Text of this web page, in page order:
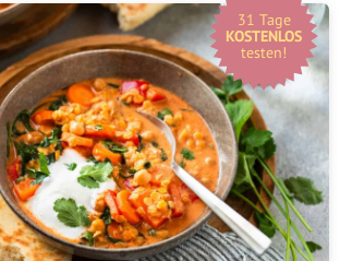
31 Tage
KOSTENLOS
testen!